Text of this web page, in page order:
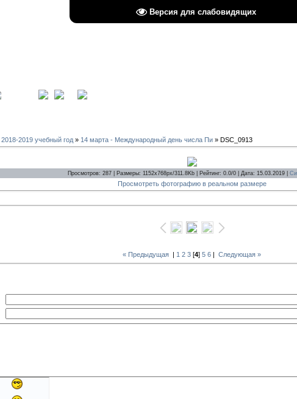
Версия для слабовидящих
2018-2019 учебный год » 14 марта - Международный день числа Пи » DSC_0913
Просмотров: 287 | Размеры: 1152x768px/311.8Kb | Рейтинг: 0.0/0 | Дата: 15.03.2019 |
Просмотреть фотографию в реальном размере
« Предыдущая | 1 2 3 [4] 5 6 | Следующая »